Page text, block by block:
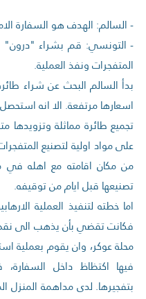
- السالم: الهدف هو السفارة
- التونسي: قم بشراء "درون"
المتفجرات ونفذ العملية.
بدأ السالم البحث عن شراء
تجميع طائرة مماثلة
على مواد اولية لتصنيع
من مكان اقامته مع اهله في
تصنيعها قبل ايام من توقيفه.
اما خطته لتنفيذ العملية
فكانت تقضي بأن يذهب الى
محلة عوكر، وان يقوم بعملية
فيها اكتظاظ داخل
بتفجيرها. لدى مداهمة